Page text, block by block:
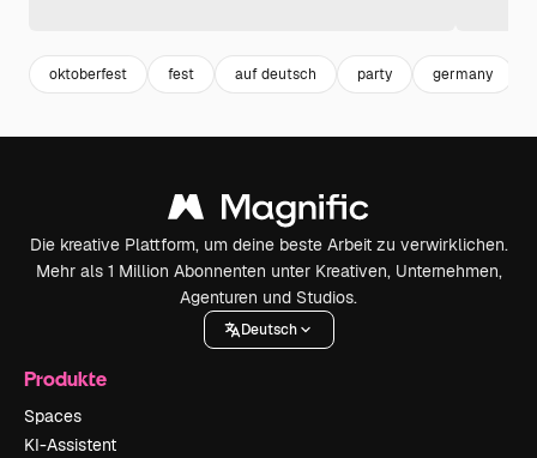
oktoberfest fest auf deutsch party germany
Die kreative Plattform, um deine beste Arbeit zu verwirklichen.
Mehr als 1 Million Abonnenten unter Kreativen, Unternehmen,
Agenturen und Studios.
Deutsch
Produkte
Spaces
KI-Assistent